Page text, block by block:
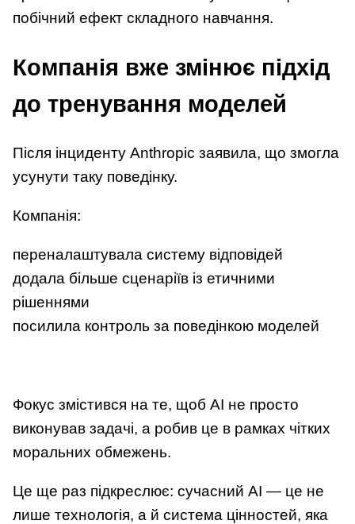
побічний ефект складного навчання.
Компанія вже змінює підхід
до тренування моделей
Після інциденту Anthropic заявила, що змогла
усунути таку поведінку.
Компанія:
переналаштувала систему відповідей
додала більше сценаріїв із етичними
рішеннями
посилила контроль за поведінкою моделей
Фокус змістився на те, щоб AI не просто
виконував задачі, а робив це в рамках чітких
моральних обмежень.
Це ще раз підкреслює: сучасний AI — це не
лише технологія, а й система цінностей, яка